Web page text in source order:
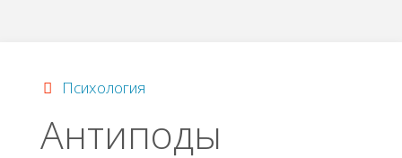
Психология
Антиподы